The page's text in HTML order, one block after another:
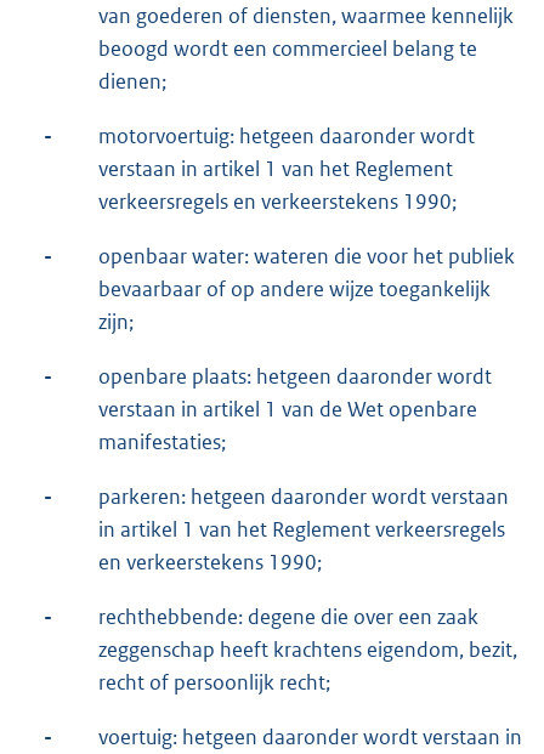
van goederen of diensten, waarmee kennelijk
beoogd wordt een commercieel belang te
dienen;
-
motorvoertuig: hetgeen daaronder wordt
verstaan in artikel 1 van het Reglement
verkeersregels en verkeerstekens 1990;
-
openbaar water: wateren die voor het publiek
bevaarbaar of op andere wijze toegankelijk
zijn;
-
openbare plaats: hetgeen daaronder wordt
verstaan in artikel 1 van de Wet openbare
manifestaties;
-
parkeren: hetgeen daaronder wordt verstaan
in artikel 1 van het Reglement verkeersregels
en verkeerstekens 1990;
-
rechthebbende: degene die over een zaak
zeggenschap heeft krachtens eigendom, bezit,
recht of persoonlijk recht;
-
voertuig: hetgeen daaronder wordt verstaan in